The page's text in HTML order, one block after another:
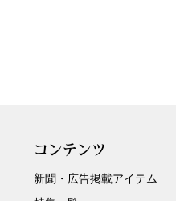
コンテンツ
新聞・広告掲載アイテム